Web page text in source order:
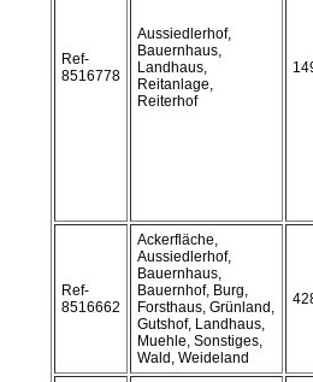
Ref-
8516778
Aussiedlerhof,
Bauernhaus,
Landhaus,
Reitanlage,
Reiterhof
Ref-
8516662
Ackerfläche,
Aussiedlerhof,
Bauernhaus,
Bauernhof, Burg,
Forsthaus, Grünland,
Gutshof, Landhaus,
Muehle, Sonstiges,
Wald, Weideland